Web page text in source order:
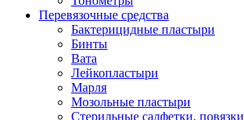
Перевязочные средства
Бактерицидные пластыри
Бинты
Вата
Лейкопластыри
Марля
Мозольные пластыри
Стерильные салфетки, повязки